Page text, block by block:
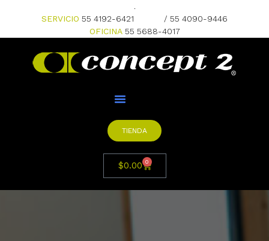
.
SERVICIO 55 4192-6421
/ 55 4090-9446
OFICINA 55 5688-4017
TIENDA
$0.00 0